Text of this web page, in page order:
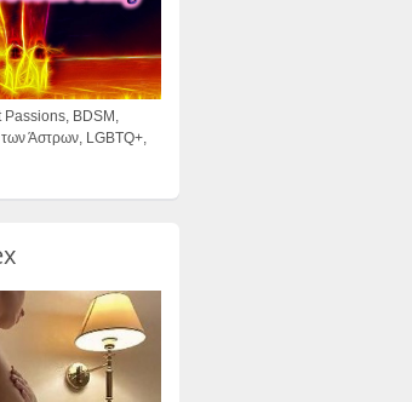
Passions, BDSM,
Άστρων, LGBTQ+,